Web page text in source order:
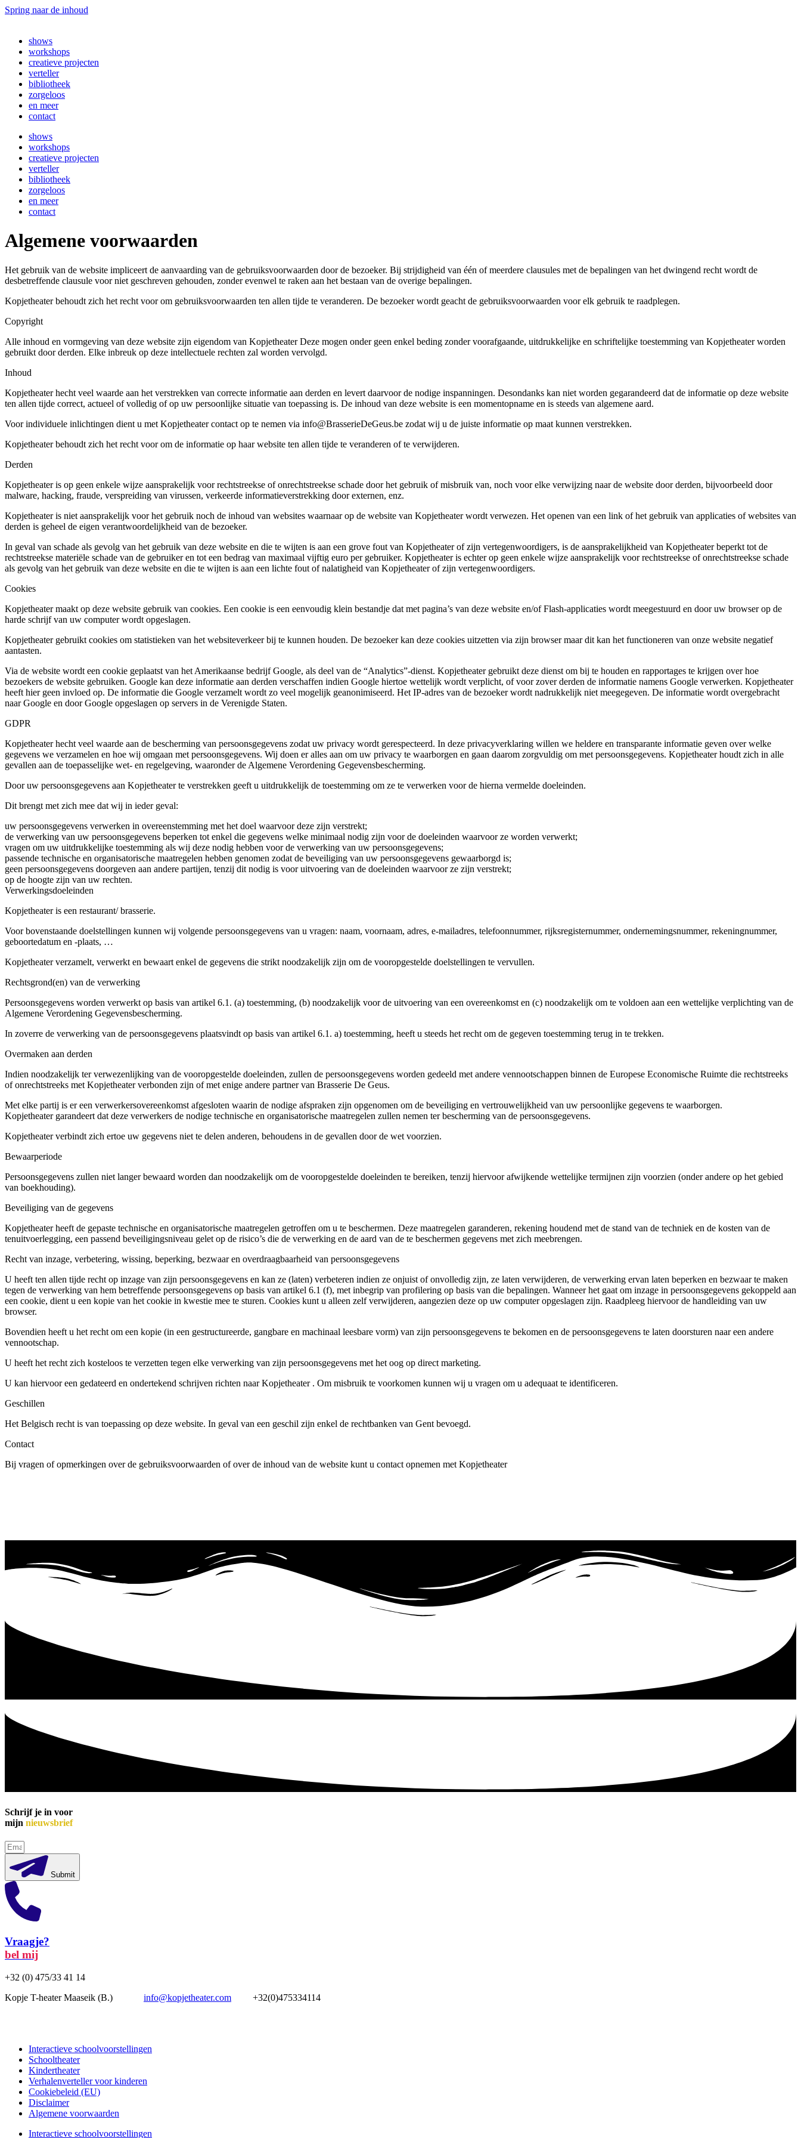
Spring naar de inhoud
shows
workshops
creatieve projecten
verteller
bibliotheek
zorgeloos
en meer
contact
shows
workshops
creatieve projecten
verteller
bibliotheek
zorgeloos
en meer
contact
Algemene voorwaarden
Het gebruik van de website impliceert de aanvaarding van de gebruiksvoorwaarden door de bezoeker. Bij strijdigheid van één of meerdere clausules met de bepalingen van het dwingend recht wordt de
desbetreffende clausule voor niet geschreven gehouden, zonder evenwel te raken aan het bestaan van de overige bepalingen.
Kopjetheater behoudt zich het recht voor om gebruiksvoorwaarden ten allen tijde te veranderen. De bezoeker wordt geacht de gebruiksvoorwaarden voor elk gebruik te raadplegen.
Copyright
Alle inhoud en vormgeving van deze website zijn eigendom van Kopjetheater Deze mogen onder geen enkel beding zonder voorafgaande, uitdrukkelijke en schriftelijke toestemming van Kopjetheater worden
gebruikt door derden. Elke inbreuk op deze intellectuele rechten zal worden vervolgd.
Inhoud
Kopjetheater hecht veel waarde aan het verstrekken van correcte informatie aan derden en levert daarvoor de nodige inspanningen. Desondanks kan niet worden gegarandeerd dat de informatie op deze website
ten allen tijde correct, actueel of volledig of op uw persoonlijke situatie van toepassing is. De inhoud van deze website is een momentopname en is steeds van algemene aard.
Voor individuele inlichtingen dient u met Kopjetheater contact op te nemen via info@BrasserieDeGeus.be zodat wij u de juiste informatie op maat kunnen verstrekken.
Kopjetheater behoudt zich het recht voor om de informatie op haar website ten allen tijde te veranderen of te verwijderen.
Derden
Kopjetheater is op geen enkele wijze aansprakelijk voor rechtstreekse of onrechtstreekse schade door het gebruik of misbruik van, noch voor elke verwijzing naar de website door derden, bijvoorbeeld door
malware, hacking, fraude, verspreiding van virussen, verkeerde informatieverstrekking door externen, enz.
Kopjetheater is niet aansprakelijk voor het gebruik noch de inhoud van websites waarnaar op de website van Kopjetheater wordt verwezen. Het openen van een link of het gebruik van applicaties of websites van
derden is geheel de eigen verantwoordelijkheid van de bezoeker.
In geval van schade als gevolg van het gebruik van deze website en die te wijten is aan een grove fout van Kopjetheater of zijn vertegenwoordigers, is de aansprakelijkheid van Kopjetheater beperkt tot de
rechtstreekse materiële schade van de gebruiker en tot een bedrag van maximaal vijftig euro per gebruiker. Kopjetheater is echter op geen enkele wijze aansprakelijk voor rechtstreekse of onrechtstreekse schade
als gevolg van het gebruik van deze website en die te wijten is aan een lichte fout of nalatigheid van Kopjetheater of zijn vertegenwoordigers.
Cookies
Kopjetheater maakt op deze website gebruik van cookies. Een cookie is een eenvoudig klein bestandje dat met pagina’s van deze website en/of Flash-applicaties wordt meegestuurd en door uw browser op de
harde schrijf van uw computer wordt opgeslagen.
Kopjetheater gebruikt cookies om statistieken van het websiteverkeer bij te kunnen houden. De bezoeker kan deze cookies uitzetten via zijn browser maar dit kan het functioneren van onze website negatief
aantasten.
Via de website wordt een cookie geplaatst van het Amerikaanse bedrijf Google, als deel van de “Analytics”-dienst. Kopjetheater gebruikt deze dienst om bij te houden en rapportages te krijgen over hoe
bezoekers de website gebruiken. Google kan deze informatie aan derden verschaffen indien Google hiertoe wettelijk wordt verplicht, of voor zover derden de informatie namens Google verwerken. Kopjetheater
heeft hier geen invloed op. De informatie die Google verzamelt wordt zo veel mogelijk geanonimiseerd. Het IP-adres van de bezoeker wordt nadrukkelijk niet meegegeven. De informatie wordt overgebracht
naar Google en door Google opgeslagen op servers in de Verenigde Staten.
GDPR
Kopjetheater hecht veel waarde aan de bescherming van persoonsgegevens zodat uw privacy wordt gerespecteerd. In deze privacyverklaring willen we heldere en transparante informatie geven over welke
gegevens we verzamelen en hoe wij omgaan met persoonsgegevens. Wij doen er alles aan om uw privacy te waarborgen en gaan daarom zorgvuldig om met persoonsgegevens. Kopjetheater houdt zich in alle
gevallen aan de toepasselijke wet- en regelgeving, waaronder de Algemene Verordening Gegevensbescherming.
Door uw persoonsgegevens aan Kopjetheater te verstrekken geeft u uitdrukkelijk de toestemming om ze te verwerken voor de hierna vermelde doeleinden.
Dit brengt met zich mee dat wij in ieder geval:
uw persoonsgegevens verwerken in overeenstemming met het doel waarvoor deze zijn verstrekt;
de verwerking van uw persoonsgegevens beperken tot enkel die gegevens welke minimaal nodig zijn voor de doeleinden waarvoor ze worden verwerkt;
vragen om uw uitdrukkelijke toestemming als wij deze nodig hebben voor de verwerking van uw persoonsgegevens;
passende technische en organisatorische maatregelen hebben genomen zodat de beveiliging van uw persoonsgegevens gewaarborgd is;
geen persoonsgegevens doorgeven aan andere partijen, tenzij dit nodig is voor uitvoering van de doeleinden waarvoor ze zijn verstrekt;
op de hoogte zijn van uw rechten.
Verwerkingsdoeleinden
Kopjetheater is een restaurant/ brasserie.
Voor bovenstaande doelstellingen kunnen wij volgende persoonsgegevens van u vragen: naam, voornaam, adres, e-mailadres, telefoonnummer, rijksregisternummer, ondernemingsnummer, rekeningnummer,
geboortedatum en -plaats, …
Kopjetheater verzamelt, verwerkt en bewaart enkel de gegevens die strikt noodzakelijk zijn om de vooropgestelde doelstellingen te vervullen.
Rechtsgrond(en) van de verwerking
Persoonsgegevens worden verwerkt op basis van artikel 6.1. (a) toestemming, (b) noodzakelijk voor de uitvoering van een overeenkomst en (c) noodzakelijk om te voldoen aan een wettelijke verplichting van de
Algemene Verordening Gegevensbescherming.
In zoverre de verwerking van de persoonsgegevens plaatsvindt op basis van artikel 6.1. a) toestemming, heeft u steeds het recht om de gegeven toestemming terug in te trekken.
Overmaken aan derden
Indien noodzakelijk ter verwezenlijking van de vooropgestelde doeleinden, zullen de persoonsgegevens worden gedeeld met andere vennootschappen binnen de Europese Economische Ruimte die rechtstreeks
of onrechtstreeks met Kopjetheater verbonden zijn of met enige andere partner van Brasserie De Geus.
Met elke partij is er een verwerkersovereenkomst afgesloten waarin de nodige afspraken zijn opgenomen om de beveiliging en vertrouwelijkheid van uw persoonlijke gegevens te waarborgen.
Kopjetheater garandeert dat deze verwerkers de nodige technische en organisatorische maatregelen zullen nemen ter bescherming van de persoonsgegevens.
Kopjetheater verbindt zich ertoe uw gegevens niet te delen anderen, behoudens in de gevallen door de wet voorzien.
Bewaarperiode
Persoonsgegevens zullen niet langer bewaard worden dan noodzakelijk om de vooropgestelde doeleinden te bereiken, tenzij hiervoor afwijkende wettelijke termijnen zijn voorzien (onder andere op het gebied
van boekhouding).
Beveiliging van de gegevens
Kopjetheater heeft de gepaste technische en organisatorische maatregelen getroffen om u te beschermen. Deze maatregelen garanderen, rekening houdend met de stand van de techniek en de kosten van de
tenuitvoerlegging, een passend beveiligingsniveau gelet op de risico’s die de verwerking en de aard van de te beschermen gegevens met zich meebrengen.
Recht van inzage, verbetering, wissing, beperking, bezwaar en overdraagbaarheid van persoonsgegevens
U heeft ten allen tijde recht op inzage van zijn persoonsgegevens en kan ze (laten) verbeteren indien ze onjuist of onvolledig zijn, ze laten verwijderen, de verwerking ervan laten beperken en bezwaar te maken
tegen de verwerking van hem betreffende persoonsgegevens op basis van artikel 6.1 (f), met inbegrip van profilering op basis van die bepalingen. Wanneer het gaat om inzage in persoonsgegevens gekoppeld aan
een cookie, dient u een kopie van het cookie in kwestie mee te sturen. Cookies kunt u alleen zelf verwijderen, aangezien deze op uw computer opgeslagen zijn. Raadpleeg hiervoor de handleiding van uw
browser.
Bovendien heeft u het recht om een kopie (in een gestructureerde, gangbare en machinaal leesbare vorm) van zijn persoonsgegevens te bekomen en de persoonsgegevens te laten doorsturen naar een andere
vennootschap.
U heeft het recht zich kosteloos te verzetten tegen elke verwerking van zijn persoonsgegevens met het oog op direct marketing.
U kan hiervoor een gedateerd en ondertekend schrijven richten naar Kopjetheater . Om misbruik te voorkomen kunnen wij u vragen om u adequaat te identificeren.
Geschillen
Het Belgisch recht is van toepassing op deze website. In geval van een geschil zijn enkel de rechtbanken van Gent bevoegd.
Contact
Bij vragen of opmerkingen over de gebruiksvoorwaarden of over de inhoud van de website kunt u contact opnemen met Kopjetheater
Schrijf je in voor
mijn nieuwsbrief
Submit
Vraagje?
bel mij
+32 (0) 475/33 41 14
Kopje T-heater Maaseik (B.) info@kopjetheater.com +32(0)475334114
Interactieve schoolvoorstellingen
Schooltheater
Kindertheater
Verhalenverteller voor kinderen
Cookiebeleid (EU)
Disclaimer
Algemene voorwaarden
Interactieve schoolvoorstellingen